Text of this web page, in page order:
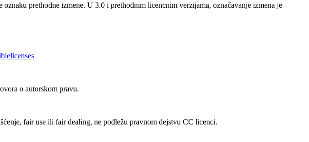
prethodne izmene. U 3.0 i prethodnim licencnim verzijama, označavanje izmena je
o autorskom pravu.
fair use ili fair dealing, ne podležu pravnom dejstvu CC licenci.